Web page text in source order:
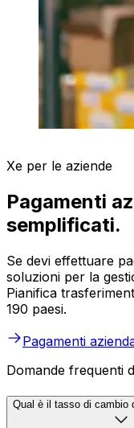
Xe per le aziende
Pagamenti
semplificati.
Se devi effettuare
soluzioni per la
Pianifica
190 paesi.
Pagamenti
Domande frequenti
Qual è il tasso di cambio